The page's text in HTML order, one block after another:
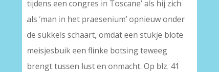
tijdens een congres in Toscane’ als hij zich
als ‘man in het praesenium’ opnieuw onder
de sukkels schaart, omdat een stukje blote
meisjesbuik een flinke botsing teweeg
brengt tussen lust en onmacht. Op blz. 41